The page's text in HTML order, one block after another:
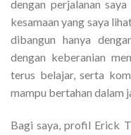
dengan perjalanan
kesamaan yang saya
dibangun hanya
dengan keberanian
terus belajar, serta
mampu bertahan dalam
Bagi saya, profil Erick